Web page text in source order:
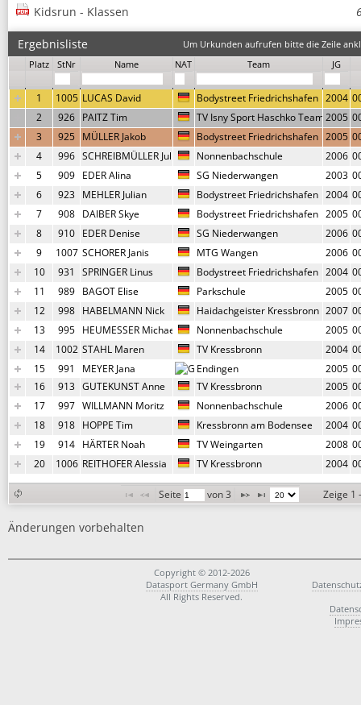
Kidsrun - Klassen
Ergebnisliste
Um Urkunden aufrufen bitte die Zeile
Platz
StNr Name NAT Team JG
1 1005 LUCAS David Bodystreet Friedrichshafen 2004
2
926 PAITZ Tim TV Isny Sport Haschko Team 2005
3
925 MÜLLER Jakob Bodystreet Friedrichshafen 2005
4
996 SCHREIBMÜLLER Julius Nonnenbachschule 2006
5
909 EDER Alina SG Niederwangen 2003
6
923 MEHLER Julian Bodystreet Friedrichshafen 2004
7
908 DAIBER Skye Bodystreet Friedrichshafen 2005
8
910 EDER Denise SG Niederwangen 2006
9
1007 SCHORER Janis MTG Wangen 2006
10
931 SPRINGER Linus Bodystreet Friedrichshafen 2004
11
989 BAGOT Elise Parkschule 2005
12
998 HABELMANN Nick Haidachgeister Kressbronn 2007
13
995 HEUMESSER Michael Nonnenbachschule 2005
14
1002 STAHL Maren TV Kressbronn 2004
15
991 MEYER Jana Endingen 2005
16
913 GUTEKUNST Anne TV Kressbronn 2005
17
997 WILLMANN Moritz Nonnenbachschule 2006
18
918 HOPPE Tim Kressbronn am Bodensee 2004
19
914 HÄRTER Noah TV Weingarten 2008
20
1006 REITHOFER Alessia TV Kressbronn 2004
Seite von 3 Zeige 1
Änderungen vorbehalten
Copyright © 2012-2026
Datasport Germany GmbH
All Rights Reserved.